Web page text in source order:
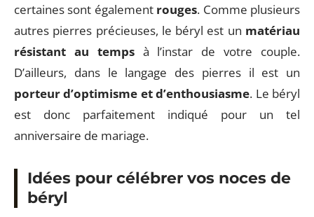
certaines sont également rouges. Comme plusieurs
autres pierres précieuses, le béryl est un matériau
résistant au tempsà l’instar de votre couple.
D’ailleurs, dans le langage des pierres il est un
porteur d’optimisme et d’enthousiasme. Le béryl
est donc parfaitement indiqué pour un tel
anniversaire de mariage.
Idées pour célébrer vos noces de
béryl